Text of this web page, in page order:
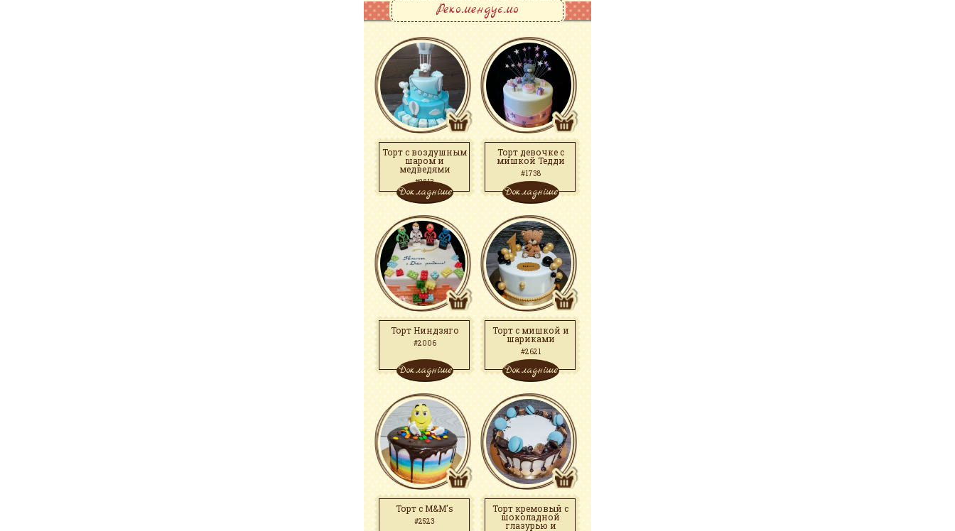
Рекомендуємо
Торт с воздушным
шаром и
медведями
#2813
Докладніше
Торт девочке с
мишкой Тедди
#1738
Докладніше
Торт Ниндзяго
#2006
Докладніше
Торт с мишкой и
шариками
#2621
Докладніше
Торт с M&M's
#2523
Торт кремовый с
шоколадной
глазурью и